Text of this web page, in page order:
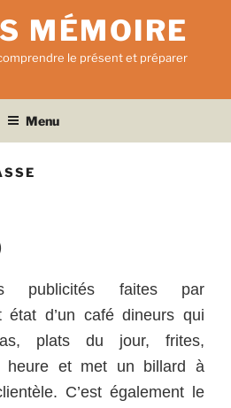
MÉMOIRE
le présent et préparer
Menu
publicités faites par
état d’un café dineurs qui
plats du jour, frites,
heure et met un billard à
C’est également le